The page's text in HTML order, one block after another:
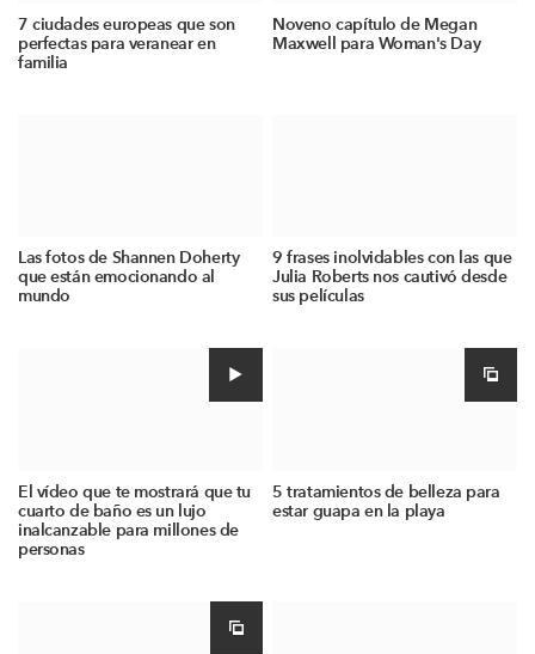
7 ciudades europeas que son
perfectas para veranear en
familia
Noveno capítulo de Megan
Maxwell para Woman's Day
Las fotos de Shannen Doherty
que están emocionando al
mundo
9 frases inolvidables con las que
Julia Roberts nos cautivó desde
sus películas
El vídeo que te mostrará que tu
cuarto de baño es un lujo
inalcanzable para millones de
personas
5 tratamientos de belleza para
estar guapa en la playa